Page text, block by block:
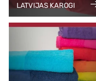
LATVIJAS KAROGI